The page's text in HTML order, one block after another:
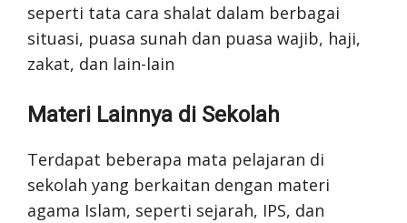
seperti tata cara shalat dalam berbagai
situasi, puasa sunah dan puasa wajib, haji,
zakat, dan lain-lain
Materi Lainnya di Sekolah
Terdapat beberapa mata pelajaran di
sekolah yang berkaitan dengan materi
agama Islam, seperti sejarah, IPS, dan